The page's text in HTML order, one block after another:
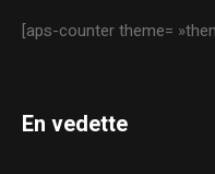
[aps-counter theme=
En vedette